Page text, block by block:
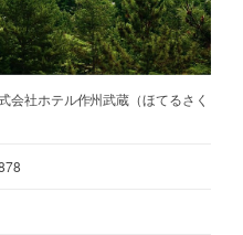
会社ホテル作州武蔵（ほてるさく